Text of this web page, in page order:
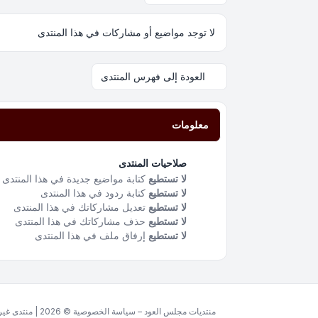
لا توجد مواضيع أو مشاركات في هذا المنتدى
العودة إلى فهرس المنتدى
معلومات
صلاحيات المنتدى
لا تستطيع كتابة مواضيع جديدة في هذا المنتدى
لا تستطيع كتابة ردود في هذا المنتدى
لا تستطيع تعديل مشاركاتك في هذا المنتدى
لا تستطيع حذف مشاركاتك في هذا المنتدى
لا تستطيع إرفاق ملف في هذا المنتدى
منتديات مجلس العود – سياسة الخصوصية © 2026 | منتدى غير ربحي مخصص للغة العربية